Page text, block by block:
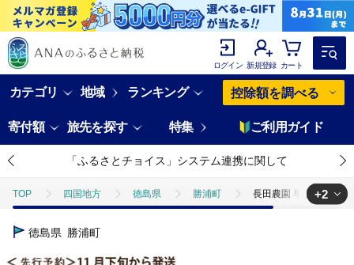
ログイン 新規登録 カート
カテゴリ 地域 ランキング 控除額を調べる
寄付額 旅先を探す 特集 ご利用ガイド
「ふるさとチョイス」システム連携に関して
TOP 四国地方 徳島県 勝浦町 長田農園 早生みかん
TOP
フルーツ みかん・かんきつ類
+2
徳島県 勝浦町